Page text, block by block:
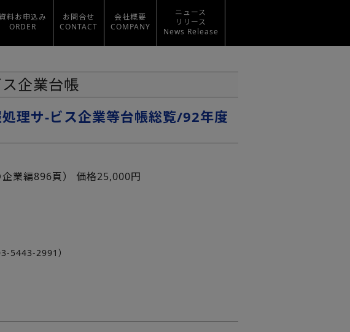
料お申込み
ORDER
お問合せ
CONTACT
会社概要
COMPANY
ニュース
リリース
News Release
企業台帳
理サ-ビス企業等台帳総覧/92年度
業編896頁） 価格25,000円
5443-2991）